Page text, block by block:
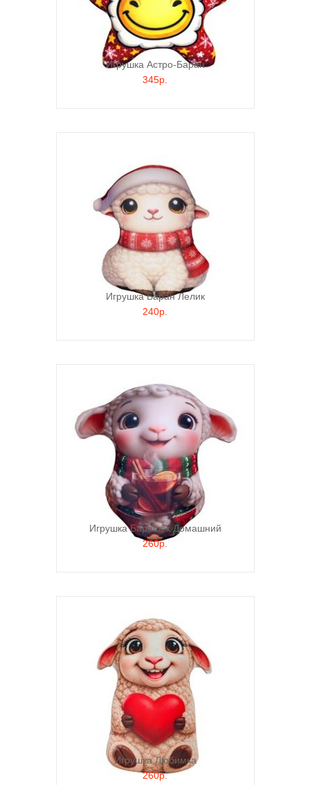
Игрушка Астро-Баран
345р.
Игрушка Баран Лелик
240р.
Игрушка Барашек Домашний
260р.
Игрушка Любимка
260р.